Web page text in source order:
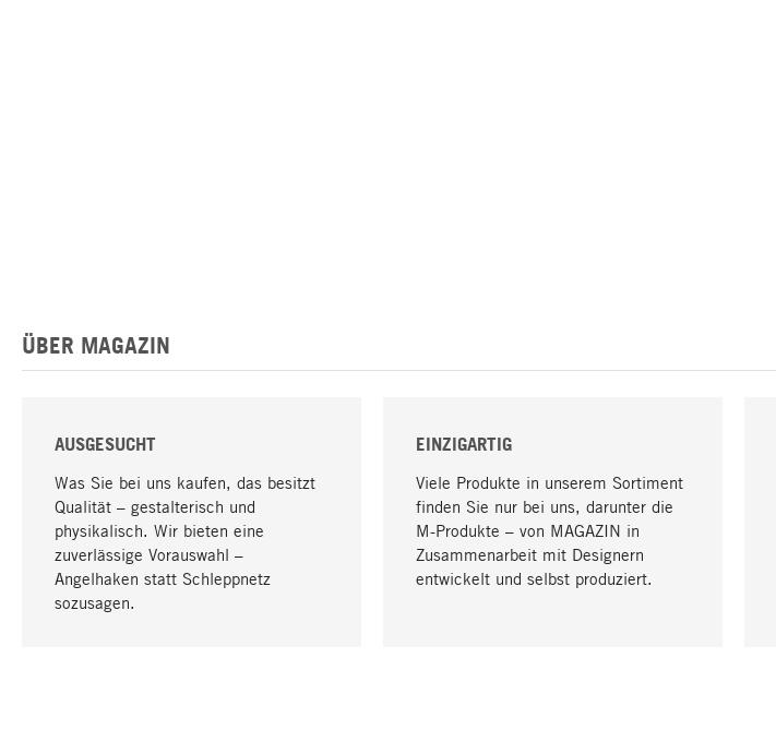
ÜBER MAGAZIN
AUSGESUCHT
Was Sie bei uns kaufen, das besitzt
Qualität – gestalterisch und
physikalisch. Wir bieten eine
zuverlässige Vorauswahl –
Angelhaken statt Schleppnetz
sozusagen.
EINZIGARTIG
Viele Produkte in unserem Sortiment
finden Sie nur bei uns, darunter die
M-Produkte – von MAGAZIN in
Zusammenarbeit mit Designern
entwickelt und selbst produziert.